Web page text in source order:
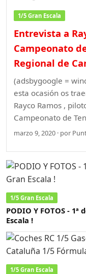
1/5 Gran Escala
Entrevista a
Campeonato
Regional de
(adsbygoogle =
esta ocasión os
Rayco Ramos ,
Campeonato de
marzo 9, 2020 · por
1/5 Gran Escala
PODIO Y FOTOS -
Escala !
1/5 Gran Escala